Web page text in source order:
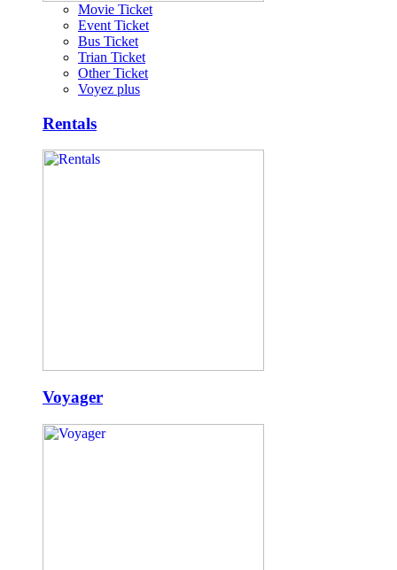
Movie Ticket
Event Ticket
Bus Ticket
Trian Ticket
Other Ticket
Voyez plus
Rentals
Voyager